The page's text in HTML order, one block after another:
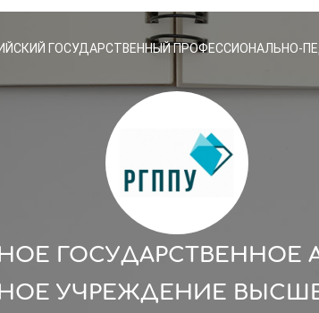
ГОСУДАРСТВЕННЫЙ ПРОФЕССИОНАЛЬНО-
ГОСУДАРСТВЕННОЕ
УЧРЕЖДЕНИЕ